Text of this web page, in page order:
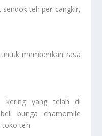
teh per cangkir,
memberikan rasa
kering yang telah di
bunga chamomile
toko teh.